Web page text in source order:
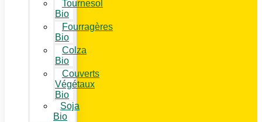
Tournesol
Bio
Fourragères
Bio
Colza
Bio
Couverts
Végétaux
Bio
Soja
Bio